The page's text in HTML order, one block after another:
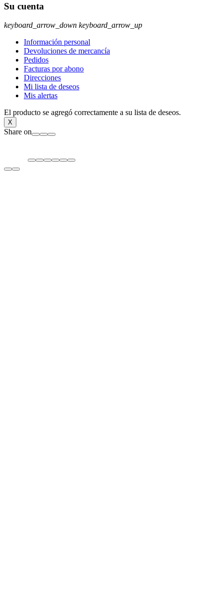
Su cuenta
keyboard_arrow_down keyboard_arrow_up
Información personal
Devoluciones de mercancía
Pedidos
Facturas por abono
Direcciones
Mi lista de deseos
Mis alertas
El producto se agregó correctamente a su lista de deseos.
X
Share on